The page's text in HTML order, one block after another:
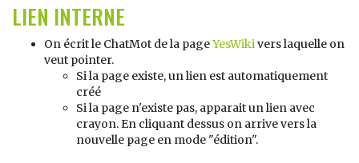
LIEN INTERNE
On écrit le ChatMot de la pageYesWikivers laquelle on
veut pointer.
Si la page existe, un lien est automatiquement
créé
Si la page n'existe pas, apparait un lien avec
crayon. En cliquant dessus on arrive vers la
nouvelle page en mode "édition".